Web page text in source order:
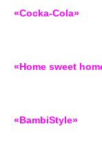
«Cocka-Cola»
«Home sweet
«BambiStyle»